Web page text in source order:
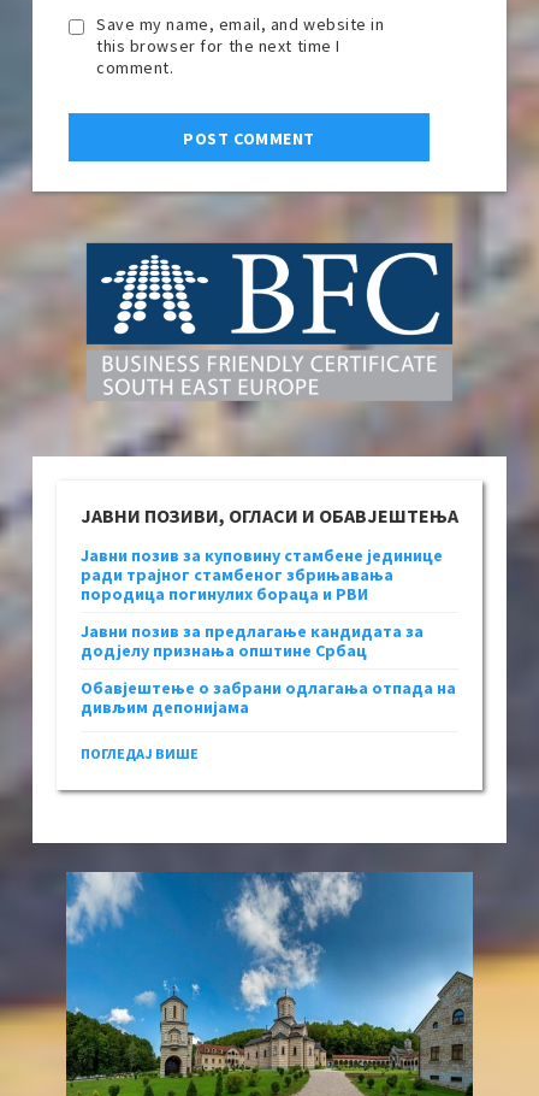
Save my name, email, and website in
this browser for the next time I
comment.
ЈАВНИ ПОЗИВИ, ОГЛАСИ И ОБАВЈЕШТЕЊА
Јавни позив за куповину стамбене јединице
ради трајног стамбеног збрињавања
породица погинулих бораца и РВИ
Јавни позив за предлагање кандидата за
додјелу признања општине Србац
Обавјештење о забрани одлагања отпада на
дивљим депонијама
ПОГЛЕДАЈ ВИШЕ